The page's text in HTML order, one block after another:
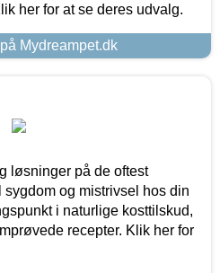
her for at se deres udvalg.
Mydreampet.dk
løsninger på de oftest
og mistrivsel hos din
i naturlige kosttilskud,
recepter. Klik her for